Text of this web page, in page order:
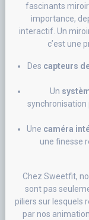
fascinants
importance,
interactif. Un
c’est une
Des capteurs
Un
Une caméra
une finesse
Chez Sweetfit,
sont pas
piliers sur lesquels
par nos